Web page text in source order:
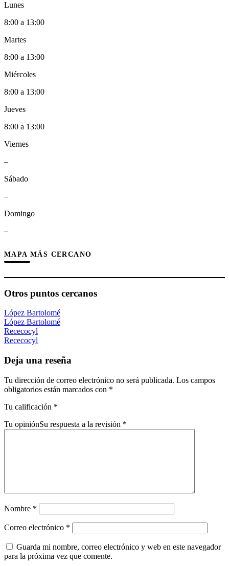
Lunes
8:00 a 13:00
Martes
8:00 a 13:00
Miércoles
8:00 a 13:00
Jueves
8:00 a 13:00
Viernes
–
Sábado
–
Domingo
–
MAPA MÁS CERCANO
Otros puntos cercanos
López Bartolomé
López Bartolomé
Rececocyl
Rececocyl
Deja una reseña
Tu dirección de correo electrónico no será publicada. Los campos
obligatorios están marcados con *
Tu calificación *
Tu opiniónSu respuesta a la revisión *
Nombre *
Correo electrónico *
Guarda mi nombre, correo electrónico y web en este navegador
para la próxima vez que comente.